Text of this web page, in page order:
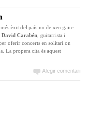
èxit del país no deixen gaire
David Carabén , guitarrista i
oferir concerts en solitari on
La propera cita és aquest
Afegir comentari